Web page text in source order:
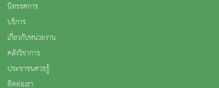
นิทรรศการ
บริการ
เกี่ยวกับหน่วยงาน
คลังวิชาการ
ประชาชนควรรู้
ติดต่อเรา